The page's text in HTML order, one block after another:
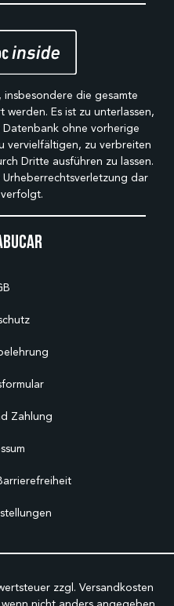
Zahlung
die gesamte
Es ist zu unterlassen,
ohne vorherige
vervielfältigen, zu verbreiten
Dritte ausführen zu lassen.
dar
zzgl. Versandkosten